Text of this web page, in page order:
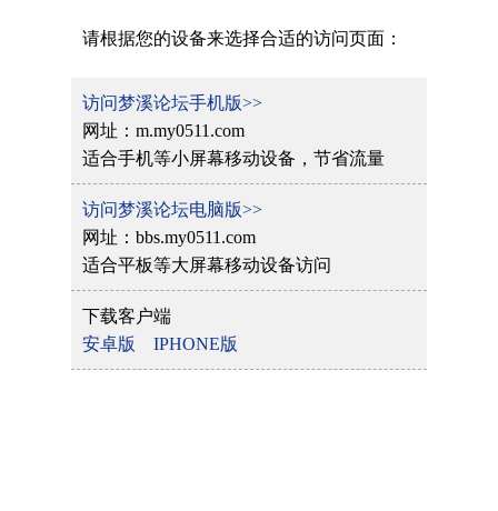
请根据您的设备来选择合适的访问页面：
访问梦溪论坛手机版>>
网址：m.my0511.com
适合手机等小屏幕移动设备，节省流量
访问梦溪论坛电脑版>>
网址：bbs.my0511.com
适合平板等大屏幕移动设备访问
下载客户端
安卓版
IPHONE版